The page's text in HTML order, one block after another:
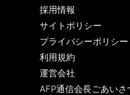
採用情報
サイトポリシー
プライバシーポリシー
利用規約
運営会社
AFP通信会長ごあいさ